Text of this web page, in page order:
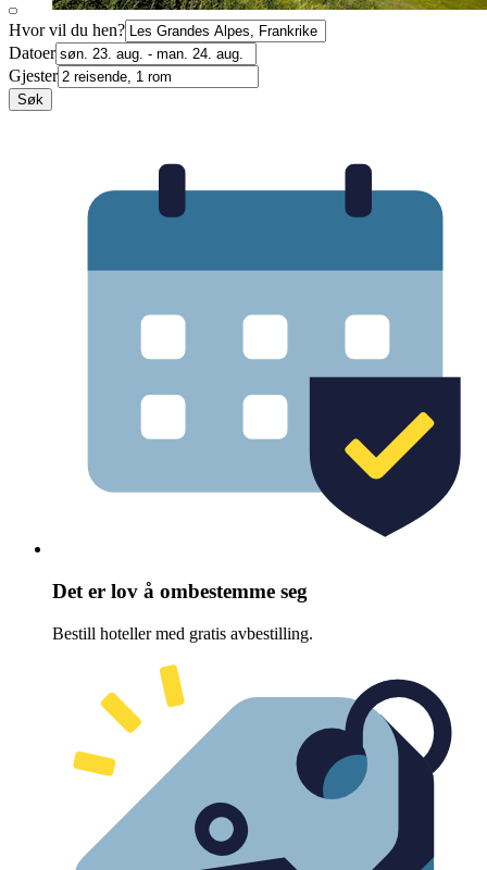
Hvor vil du hen?
Datoer
Gjester
Søk
Det er lov å ombestemme seg
Bestill hoteller med gratis avbestilling.